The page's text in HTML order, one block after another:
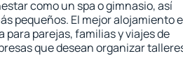
como un spa o gimnasio, así
pequeños. El mejor alojamiento
para parejas, familias y viajes de
que desean organizar